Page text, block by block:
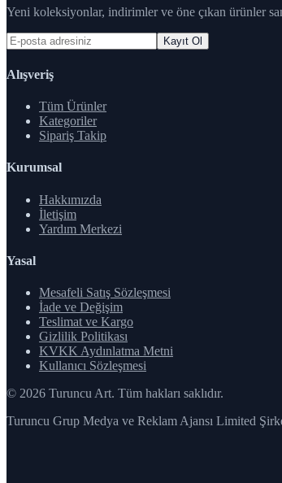
Yeni koleksiyonlar, indirimler ve öne çıkan ürünler
Kayıt Ol
Alışveriş
Tüm Ürünler
Kategoriler
Sipariş Takip
Kurumsal
Hakkımızda
İletişim
Yardım Merkezi
Yasal
Mesafeli Satış Sözleşmesi
İade ve Değişim
Teslimat ve Kargo
Gizlilik Politikası
KVKK Aydınlatma Metni
Kullanıcı Sözleşmesi
© 2026 Turuncu Art. Tüm hakları saklıdır.
Turuncu Grup Medya ve Reklam Ajansı Limited